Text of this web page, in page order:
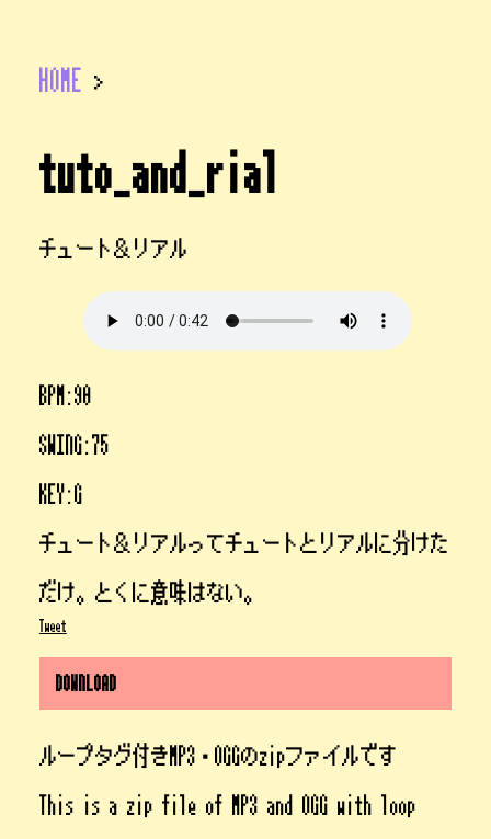
HOME >
tuto_and_rial
チュート＆リアル
BPM:90
SWING:75
KEY:G
チュート＆リアルってチュートとリアルに分けた
だけ。とくに意味はない。
Tweet
DOWNLOAD
ループタグ付きMP3・OGGのzipファイルです
This is a zip file of MP3 and OGG with loop